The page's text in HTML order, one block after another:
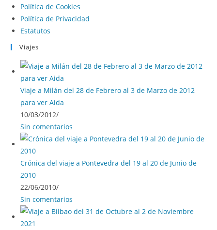
Política de Cookies
Política de Privacidad
Estatutos
Viajes
Viaje a Milán del 28 de Febrero al 3 de Marzo de 2012
para ver Aida
10/03/2012/
Sin comentarios
Crónica del viaje a Pontevedra del 19 al 20 de Junio de
2010
22/06/2010/
Sin comentarios